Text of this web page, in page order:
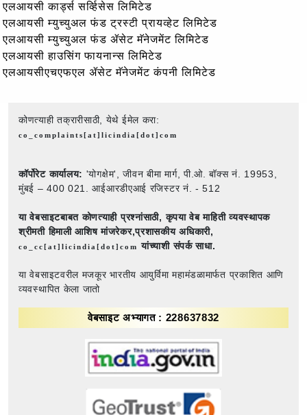
एलआयसी कार्ड्स सर्व्हिसेस लिमिटेड
एलआयसी म्युच्युअल फंड ट्रस्टी प्रायव्हेट लिमिटेड
एलआयसी म्युच्युअल फंड ॲसेट मॅनेजमेंट लिमिटेड
एलआयसी हाउसिंग फायनान्स लिमिटेड
एलआयसीएचएफएल ॲसेट मॅनेजमेंट कंपनी लिमिटेड
कोणत्याही तक्रारीसाठी, येथे ईमेल करा:
co_complaints[at]licindia[dot]com
कॉर्पोरेट कार्यालय: 'योगक्षेम', जीवन बीमा मार्ग, पी.ओ. बॉक्स नं. 19953,
मुंबई – 400 021. आईआरडीएआई रजिस्टर नं. - 512
या वेबसाइटबाबत कोणत्याही प्रश्नांसाठी, कृपया वेब माहिती व्यवस्थापक
श्रीमती हिमाली आशिष मांजरेकर,प्रशासकीय अधिकारी,
co_cc[at]licindia[dot]com यांच्याशी संपर्क साधा.
या वेबसाइटवरील मजकूर भारतीय आयुर्विमा महामंडळामार्फत प्रकाशित आणि
व्यवस्थापित केला जातो
वेबसाइट अभ्यागत : 228637832